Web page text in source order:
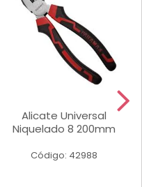
Alicate Universal
Niquelado 8 200mm
Código: 42988